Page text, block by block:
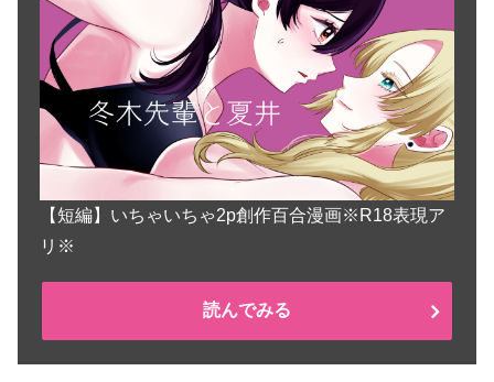
【短編】いちゃいちゃ2p創作百合漫画※R18表現ア
リ※
読んでみる